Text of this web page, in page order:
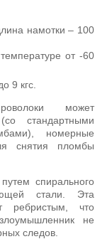
намотки – 100
от -60
9 кгс.
может
стандартными
номерные
снятия пломбы
спирального
стали. Эта
ребристым, что
не
следов.